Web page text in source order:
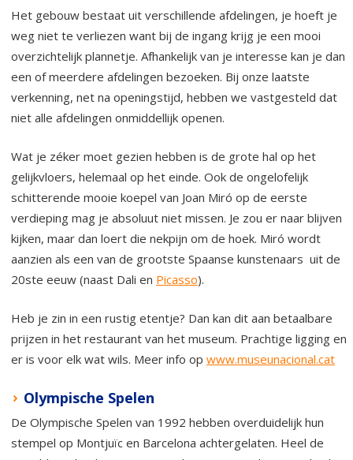
Het gebouw bestaat uit verschillende afdelingen, je hoeft je
weg niet te verliezen want bij de ingang krijg je een mooi
overzichtelijk plannetje. Afhankelijk van je interesse kan je dan
een of meerdere afdelingen bezoeken. Bij onze laatste
verkenning, net na openingstijd, hebben we vastgesteld dat
niet alle afdelingen onmiddellijk openen.
Wat je zéker moet gezien hebben is de grote hal op het
gelijkvloers, helemaal op het einde. Ook de ongelofelijk
schitterende mooie koepel van Joan Miró op de eerste
verdieping mag je absoluut niet missen. Je zou er naar blijven
kijken, maar dan loert die nekpijn om de hoek. Miró wordt
aanzien als een van de grootste Spaanse kunstenaars uit de
20ste eeuw (naast Dali en Picasso).
Heb je zin in een rustig etentje? Dan kan dit aan betaalbare
prijzen in het restaurant van het museum. Prachtige ligging en
er is voor elk wat wils. Meer info op www.museunacional.cat
Olympische Spelen
De Olympische Spelen van 1992 hebben overduidelijk hun
stempel op Montjuïc en Barcelona achtergelaten. Heel de